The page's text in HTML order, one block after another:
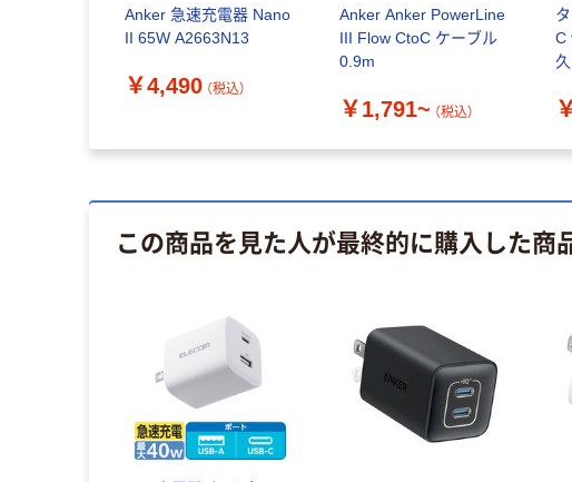
Anker 急速充電器 Nano
II 65W A2663N13
￥4,490 （税込）
Anker Anker PowerLine
III Flow CtoC ケーブル
0.9m
￥1,791~ （税込）
C
この商品を見た人が最終的に購入した商